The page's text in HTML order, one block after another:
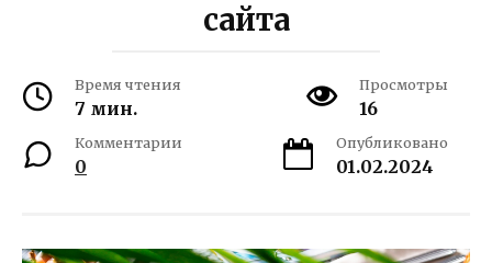
сайта
Время чтения
7 мин.
Просмотры
16
Комментарии
0
Опубликовано
01.02.2024